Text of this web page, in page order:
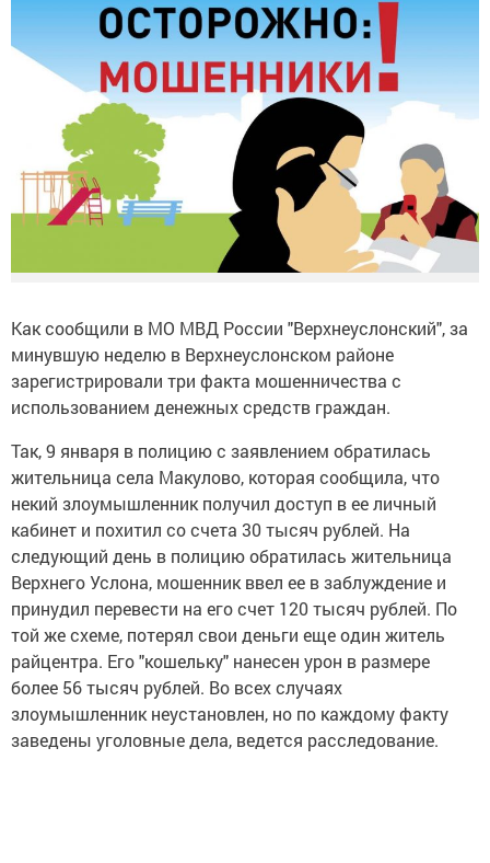
Как сообщили в МО МВД России "Верхнеуслонский", за
минувшую неделю в Верхнеуслонском районе
зарегистрировали три факта мошенничества с
использованием денежных средств граждан.
Так, 9 января в полицию с заявлением обратилась
жительница села Макулово, которая сообщила, что
некий злоумышленник получил доступ в ее личный
кабинет и похитил со счета 30 тысяч рублей. На
следующий день в полицию обратилась жительница
Верхнего Услона, мошенник ввел ее в заблуждение и
принудил перевести на его счет 120 тысяч рублей. По
той же схеме, потерял свои деньги еще один житель
райцентра. Его "кошельку" нанесен урон в размере
более 56 тысяч рублей. Во всех случаях
злоумышленник неустановлен, но по каждому факту
заведены уголовные дела, ведется расследование.